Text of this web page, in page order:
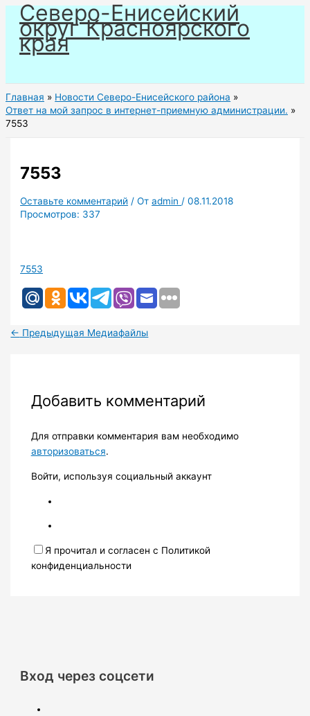
Перейти
содержимому
Северо-Енисейский
округ Красноярского
края
Главная
Новости Северо-Енисейского района
Ответ на мой запрос в интернет-приемную администрации.
7553
7553
Оставьте комментарий / Отadmin /08.11.2018
Просмотров: 337
7553
← Предыдущая Медиафайлы
Добавить комментарий
Для отправки комментария вам необходимо
авторизоваться.
Войти, используя социальный аккаунт
Я прочитал и согласен с Политикой
конфиденциальности
Вход через соцсети